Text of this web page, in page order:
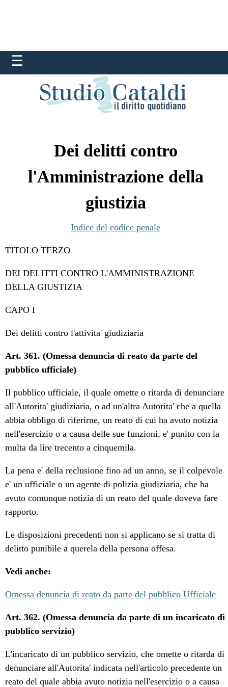
Dei delitti contro
l'Amministrazione della
giustizia
Indice del codice penale
TITOLO TERZO
DEI DELITTI CONTRO L'AMMINISTRAZIONE
DELLA GIUSTIZIA
CAPO I
Dei delitti contro l'attivita' giudiziaria
Art. 361. (Omessa denuncia di reato da parte del
pubblico ufficiale)
Il pubblico ufficiale, il quale omette o ritarda di denunciare
all'Autorita' giudiziaria, o ad un'altra Autorita' che a quella
abbia obbligo di riferirne, un reato di cui ha avuto notizia
nell'esercizio o a causa delle sue funzioni, e' punito con la
multa da lire trecento a cinquemila.
La pena e' della reclusione fino ad un anno, se il colpevole
e' un ufficiale o un agente di polizia giudiziaria, che ha
avuto comunque notizia di un reato del quale doveva fare
rapporto.
Le disposizioni precedenti non si applicano se si tratta di
delitto punibile a querela della persona offesa.
Vedi anche:
Omessa denuncia di reato da parte del pubblico Ufficiale
Art. 362. (Omessa denuncia da parte di un incaricato di
pubblico servizio)
L'incaricato di un pubblico servizio, che omette o ritarda di
denunciare all'Autorita' indicata nell'articolo precedente un
reato del quale abbia avuto notizia nell'esercizio o a causa